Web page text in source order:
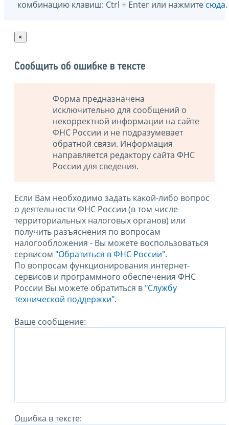
комбинацию клавиш: Ctrl + Enter или нажмите сюда.
×
Сообщить об ошибке в тексте
Форма предназначена
исключительно для сообщений о
некорректной информации на сайте
ФНС России и не подразумевает
обратной связи. Информация
направляется редактору сайта ФНС
России для сведения.
Если Вам необходимо задать какой-либо вопрос
о деятельности ФНС России (в том числе
территориальных налоговых органов) или
получить разъяснения по вопросам
налогообложения - Вы можете воспользоваться
сервисом "Обратиться в ФНС России".
По вопросам функционирования интернет-
сервисов и программного обеспечения ФНС
России Вы можете обратиться в "Службу
технической поддержки".
Ваше сообщение:
Ошибка в тексте: